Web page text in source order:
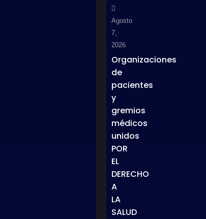
Agosto
7,
2026
Organizaciones
de
pacientes
y
gremios
médicos
unidos
POR
EL
DERECHO
A
LA
SALUD